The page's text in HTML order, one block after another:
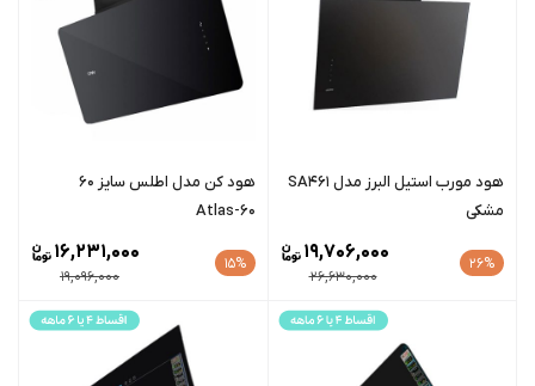
هود مورب استیل البرز مدل SA461
مشکی
26%
26,630,000
19,706,000
هود کن مدل اطلس سایز ۶۰
Atlas-60
15%
19,096,000
16,231,000